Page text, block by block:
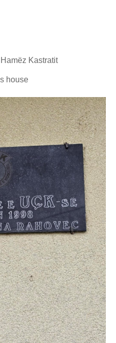
Kastratit
house